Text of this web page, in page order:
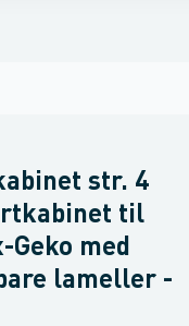
str. 4
til
Geko med
lameller -